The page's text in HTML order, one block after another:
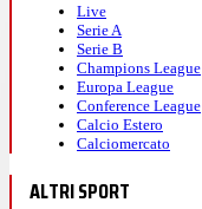
Live
Serie A
Serie B
Champions League
Europa League
Conference League
Calcio Estero
Calciomercato
ALTRI SPORT